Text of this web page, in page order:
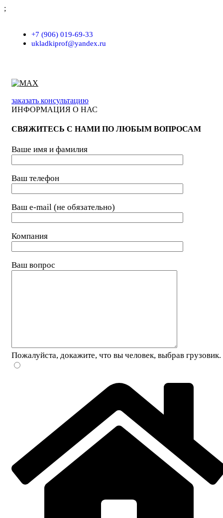
;
+7 (906) 019-69-33
ukladkiprof@yandex.ru
заказать консультацию
ИНФОРМАЦИЯ О НАС
СВЯЖИТЕСЬ С НАМИ ПО ЛЮБЫМ ВОПРОСАМ
Ваше имя и фамилия
Ваш телефон
Ваш e-mail (не обязательно)
Компания
Ваш вопрос
Пожалуйста, докажите, что вы человек, выбрав грузовик.